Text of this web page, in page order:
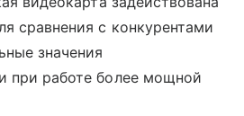
сравнения с конкурентами
значения
при работе более мощной